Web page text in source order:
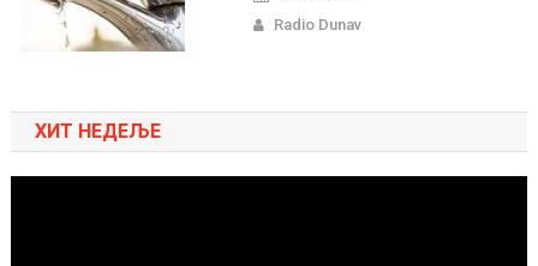
Radio Dunav
ХИТ НЕДЕЉЕ